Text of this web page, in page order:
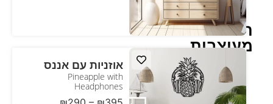
תמונות
מעוצבות
אוזניות עם אננס
Pineapple with
Headphones